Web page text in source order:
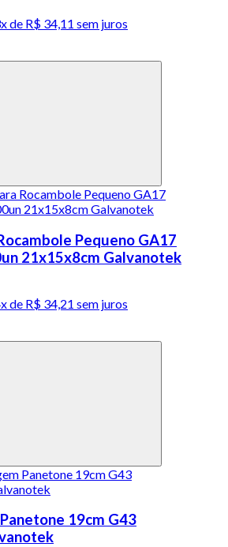
de R$ 34,11 sem juros
Pequeno GA17
21x15x8cm Galvanotek
de R$ 34,21 sem juros
19cm G43